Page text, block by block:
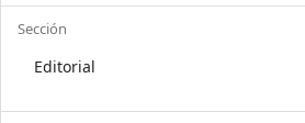
Sección
Editorial